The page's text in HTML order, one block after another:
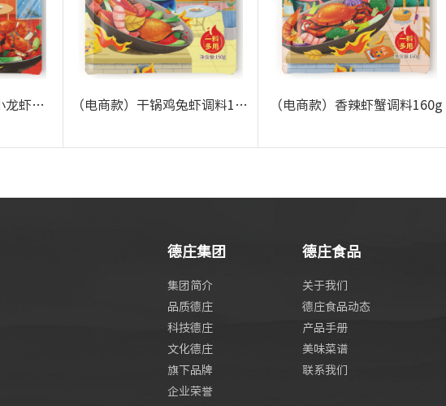
（电商款）德庄香辣小龙虾调料45°160g （电商款）干锅鸡兔虾调料150g （电商款）香辣虾蟹调料160g
德庄集团
集团简介
品质德庄
科技德庄
文化德庄
旗下品牌
企业荣誉
德庄食品
关于我们
德庄食品动态
产品手册
美味菜谱
联系我们